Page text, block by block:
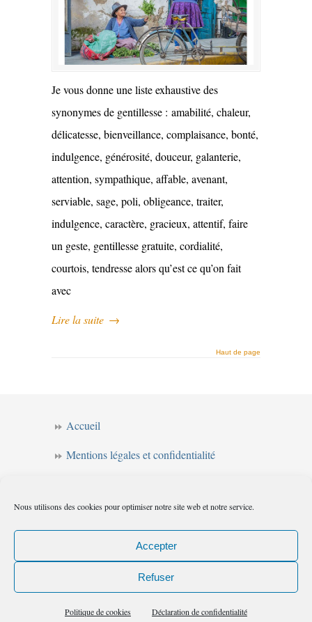
Nous utilisons des cookies pour optimiser notre site web et notre service.
Accepter
Refuser
Politique de cookies Déclaration de confidentialité
Je vous donne une liste exhaustive des
synonymes de gentillesse : amabilité, chaleur,
délicatesse, bienveillance, complaisance, bonté,
indulgence, générosité, douceur, galanterie,
attention, sympathique, affable, avenant,
serviable, sage, poli, obligeance, traiter,
indulgence, caractère, gracieux, attentif, faire
un geste, gentillesse gratuite, cordialité,
courtois, tendresse alors qu’est ce qu’on fait
avec
Lire la suite →
Haut de page
Accueil
Mentions légales et confidentialité
Forum de l’intuition
Politique de cookies (UE)